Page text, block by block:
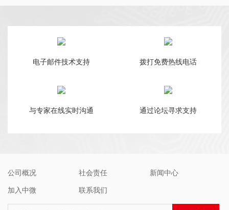
电子邮件技术支持 拨打免费热线电话
与专家在线实时沟通 通过论坛寻求支持
公司概况 社会责任 新闻中心
加入中微 联系我们